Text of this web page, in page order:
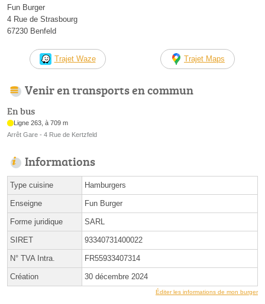
Fun Burger
4 Rue de Strasbourg
67230 Benfeld
Trajet Waze Trajet Maps
Venir en transports en commun
En bus
Ligne 263, à 709 m
Arrêt Gare - 4 Rue de Kertzfeld
Informations
Type cuisine Hamburgers
Enseigne Fun Burger
Forme juridique SARL
SIRET 93340731400022
N° TVA Intra. FR55933407314
Création 30 décembre 2024
Éditer les informations de mon burger